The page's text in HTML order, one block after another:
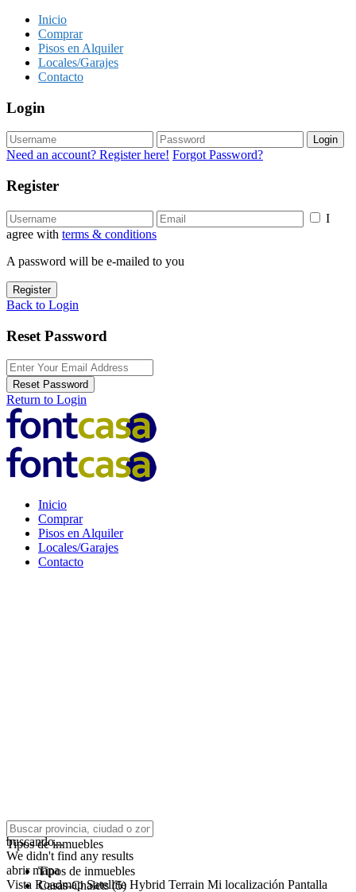
Inicio
Comprar
Pisos en Alquiler
Locales/Garajes
Contacto
Login
Login
Need an account? Register here! Forgot Password?
Register
I
agree with terms & conditions
A password will be e-mailed to you
Register
Back to Login
Reset Password
Reset Password
Return to Login
Inicio
Comprar
Pisos en Alquiler
Locales/Garajes
Contacto
click to enable zoom
buscando...
We didn't find any results
abrir mapa
Vista Roadmap Satellite Hybrid Terrain Mi localización Pantalla
Tipos de inmuebles
Tipos de inmuebles
Casas-Chalets (5)